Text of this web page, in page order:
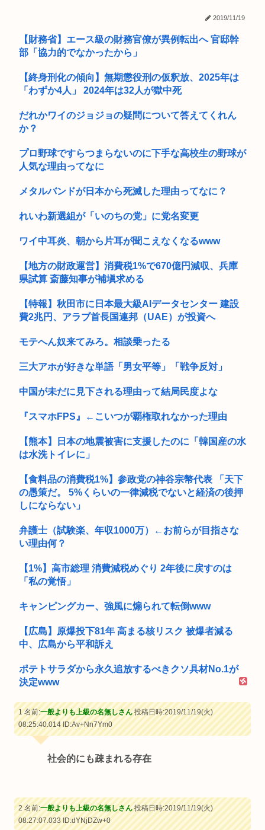
Steamユーザー、ビデメモ16GBが主流に。まだ8GB使って
(っ´ω`c)幻想水滸伝STAR LEAPがついに明日、配信され...
左後輪がバースト…新東名でキャンピングカーが中央分離帯に
衝突し横...
【訃報】寿美花代さん死去
【超悲報】全く鍛えてないジャパニーズJKのケツがこちら
ロボ作品...
年収の話題ってリアルでするよな？
2019/11/19
【財務省】エース級の財務官僚が異例転出へ 官邸幹
部「協力的でなかったから」
【終身刑化の傾向】無期懲役刑の仮釈放、2025年は
「わずか4人」 2024年は32人が獄中死
だれかワイのジョジョの疑問について答えてくれん
か？
プロ野球ですらつまらないのに下手な高校生の野球が
人気な理由ってなに
メタルバンドが日本から死滅した理由ってなに？
れいわ新選組が「いのちの党」に党名変更
ワイ中耳炎、朝から片耳が聞こえなくなるwww
【地方の財政運営】消費税1%で670億円減収、兵庫
県試算 斎藤知事が補塡求める
【特報】秋田市に日本最大級AIデータセンター 建設
費2兆円、アラブ首長国連邦（UAE）が投資へ
モテへん奴来てみろ。相談乗ったる
三大アホが好きな単語「男女平等」「戦争反対」
中国が未だに見下される理由って結局民度よな
『スマホFPS』←こいつが覇権取れなかった理由
【熊本】日本の地震被害に支援したのに「韓国産の水
は水洗トイレに」
【食料品の消費税1%】参政党の神谷宗幣代表 「天下
の愚策だ。 5%くらいの一律減税でないと経済の後押
しにならない」
弁護士（試験楽、年収1000万）←お前らが目指さな
い理由何？
【1%】高市総理 消費減税めぐり 2年後に戻すのは
「私の覚悟」
キャンピングカー、強風に煽られて転倒www
【広島】原爆投下81年 高まる核リスク 被爆者減る
中、広島から平和訴え
ポテトサラダから永久追放するべきクソ具材No.1が
決定www
1 名前:一般よりも上級の名無しさん投稿日時:2019/11/19(火)
08:25:40.014ID:Av+Nn7Ym0
社会的にも疎まれる存在
2 名前:一般よりも上級の名無しさん投稿日時:2019/11/19(火)
08:27:07.033ID:dYNjDZw+0